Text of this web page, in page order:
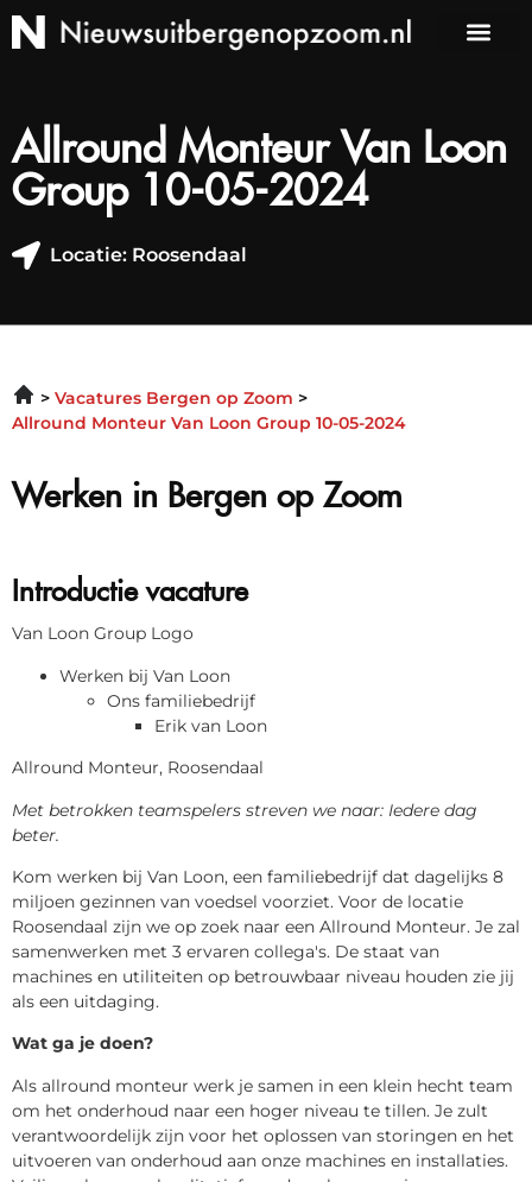
Allround Monteur Van Loon
Group 10-05-2024
Locatie: Roosendaal
Vacatures Bergen op Zoom
Allround Monteur Van Loon Group 10-05-2024
Werken in Bergen op Zoom
Introductie vacature
Van Loon Group Logo
Werken bij Van Loon
Ons familiebedrijf
Erik van Loon
Allround Monteur, Roosendaal
Met betrokken teamspelers streven we naar: Iedere dag
beter.
Kom werken bij Van Loon, een familiebedrijf dat dagelijks 8
miljoen gezinnen van voedsel voorziet. Voor de locatie
Roosendaal zijn we op zoek naar een Allround Monteur. Je zal
samenwerken met 3 ervaren collega's. De staat van
machines en utiliteiten op betrouwbaar niveau houden zie jij
als een uitdaging.
Wat ga je doen?
Als allround monteur werk je samen in een klein hecht team
om het onderhoud naar een hoger niveau te tillen. Je zult
verantwoordelijk zijn voor het oplossen van storingen en het
uitvoeren van onderhoud aan onze machines en installaties.